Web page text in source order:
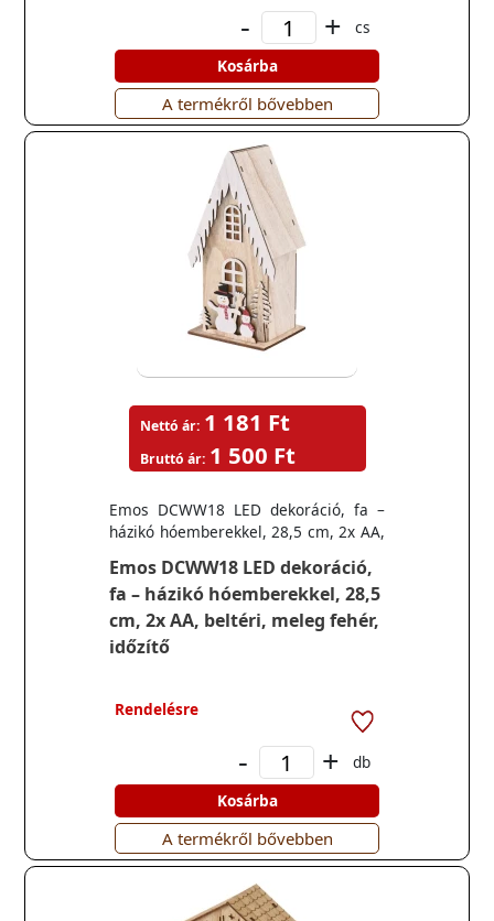
- +
cs
Kosárba
A termékről bővebben
Emos DCWW18 LED dekoráció,
fa – házikó hóemberekkel, 28,5
cm, 2x AA, beltéri, meleg fehér,
időzítő
Emos DCWW18 LED dekoráció, fa –
házikó hóemberekkel, 28,5 cm, 2x AA,
Nettó ár: 1 181 Ft
Bruttó ár: 1 500 Ft
Rendelésre
- +
db
Kosárba
A termékről bővebben